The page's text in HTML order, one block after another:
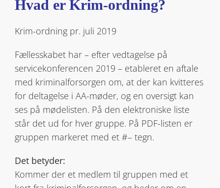
Hvad er Krim-ordning?
Krim-ordning pr. juli 2019
Fællesskabet har – efter vedtagelse på
servicekonferencen 2019 – etableret en aftale
med kriminalforsorgen om, at der kan kvitteres
for deltagelse i AA-møder, og en oversigt kan
ses på mødelisten. På den elektroniske liste
står det ud for hver gruppe. På PDF-listen er
gruppen markeret med et #– tegn.
Det betyder:
Kommer der et medlem til gruppen med et